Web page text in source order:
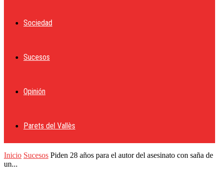
Sociedad
Sucesos
Opinión
Parets del Vallès
Inicio Sucesos Piden 28 años para el autor del asesinato con saña de
un...